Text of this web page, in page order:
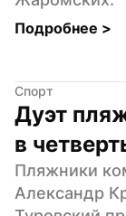
Подробнее >
Спорт
Дуэт
в
Пляжники
Александр